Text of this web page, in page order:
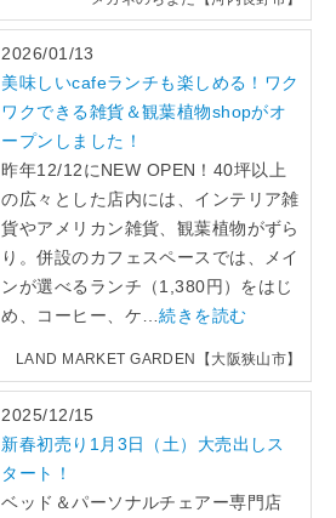
2026/01/13
美味しいcafeランチも楽しめる！ワク
ワクできる雑貨＆観葉植物shopがオ
ープンしました！
昨年12/12にNEW OPEN！40坪以上
の広々とした店内には、インテリア雑
貨やアメリカン雑貨、観葉植物がずら
り。併設のカフェスペースでは、メイ
ンが選べるランチ（1,380円）をはじ
め、コーヒー、ケ…続きを読む
LAND MARKET GARDEN【大阪狭山市】
2025/12/15
新春初売り1月3日（土）大売出しス
タート！
ベッド＆パーソナルチェアー専門店